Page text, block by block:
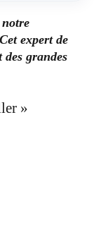
expert de
grandes
»